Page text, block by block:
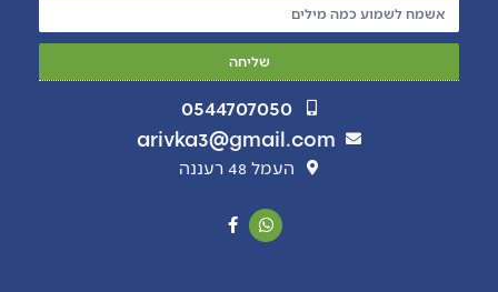
שליחה
0544707050
arivka3@gmail.com
העמל 48 רעננה